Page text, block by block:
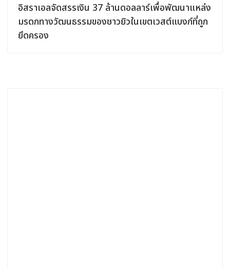
อิสราเอลจัดสรรเงิน 37 ล้านดอลลาร์เพื่อพัฒนาแหล่ง
มรดกทางวัฒนธรรมของชาวยิวในเขตเวสต์แบงก์ที่ถูก
ยึดครอง